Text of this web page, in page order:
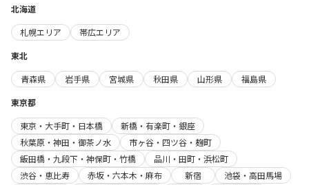
北海道
札幌エリア
帯広エリア
東北
青森県
岩手県 宮城県 秋田県 山形県
福島県
東京都
東京・大手町・日本橋
新橋・有楽町・銀座
秋葉原・神田・御茶ノ水
市ヶ谷・四ツ谷・麹町
飯田橋・九段下・神保町・竹橋
品川・田町・浜松町
渋谷・恵比寿
赤坂・六本木・麻布 新宿
池袋・高田馬場